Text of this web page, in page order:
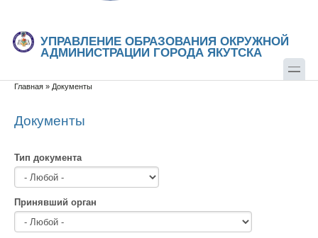
УПРАВЛЕНИЕ ОБРАЗОВАНИЯ ОКРУЖНОЙ
АДМИНИСТРАЦИИ ГОРОДА ЯКУТСКА
Вы здесь
Главная » Документы
Документы
Тип документа
Принявший орган